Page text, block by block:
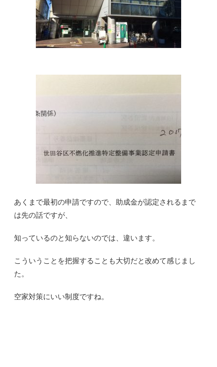
あくまで最初の申請ですので、助成金が認定されるまで
は先の話ですが、
知っているのと知らないのでは、違います。
こういうことを把握することも大切だと改めて感じまし
た。
空家対策にいい制度ですね。